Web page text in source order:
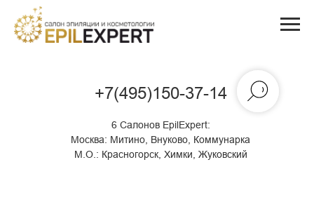
+7(495)150-37-14
6 Салонов EpilExpert:
Москва: Митино, Внуково, Коммунарка
М.О.: Красногорск, Химки, Жуковский